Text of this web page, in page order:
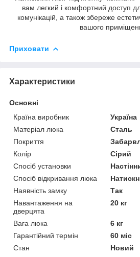
вам легкий і комфортний доступ
комунікацій, а також збереже
вашого
Приховати
Характеристики
Основні
Країна виробник
Україна
Матеріал люка
Сталь
Покриття
Колір
Сірий
Спосіб установки
Спосіб відкривання люка
Наявність замку
Так
Навантаження на
дверцята
20 кг
Вага люка
6 кг
Гарантійний термін
60 міс
Стан
Новий